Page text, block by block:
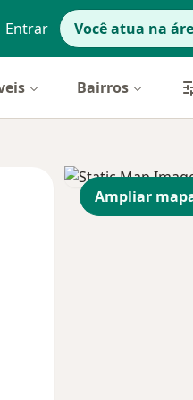
Entrar Você atua na
Bairros
Segunda-feira Ter,
11 Ago
Ampliar